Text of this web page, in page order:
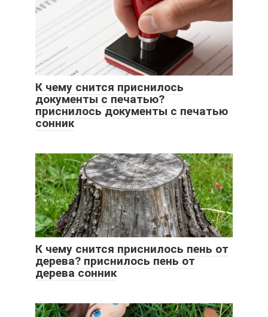
К чему снится приснилось
документы с печатью?
приснилось документы с печатью
сонник
К чему снится приснилось пень от
дерева? приснилось пень от
дерева сонник